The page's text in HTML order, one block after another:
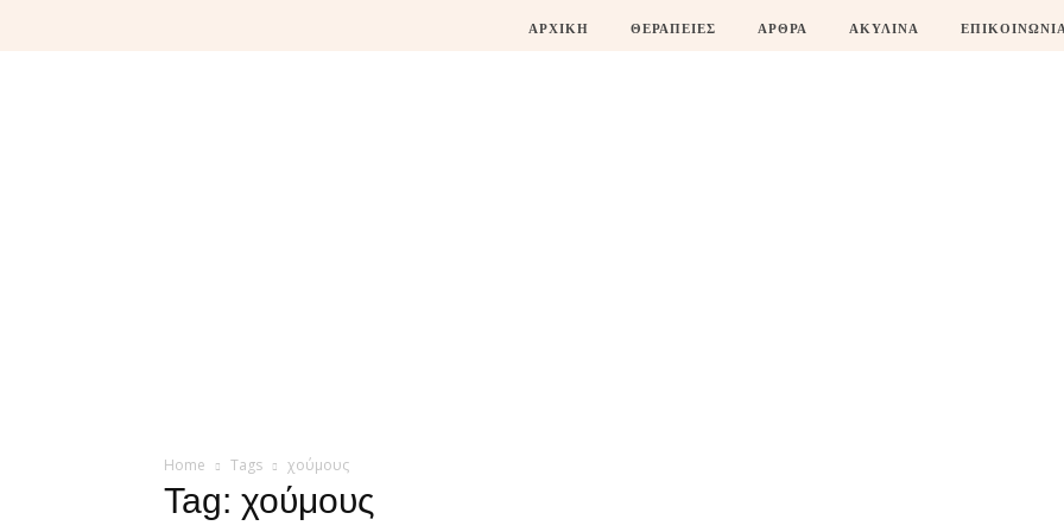
ΑΡΧΙΚΗ ΘΕΡΑΠΕΙΕΣ ΑΡΘΡΑ ΑΚΥΛΙΝΑ
Home Tags χούμους
Tag: χούμους